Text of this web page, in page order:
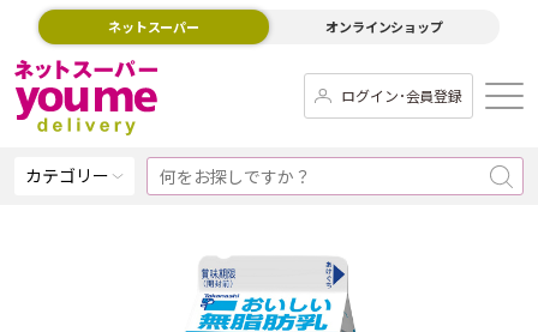
ネットスーパー オンラインショップ
ログイン･会員登録
カテゴリー